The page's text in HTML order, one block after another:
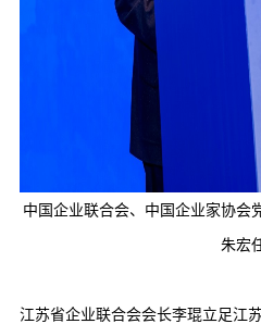
中国企业联合会、中国企业家协会
朱宏
江苏省企业联合会会长李琨立足江